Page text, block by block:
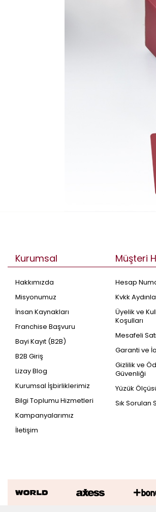
0.43 Karat Pırlanta
Kurumsal
Hakkımızda
Misyonumuz
İnsan Kaynakları
Franchise Başvuru
Bayi Kayıt (B2B)
B2B Giriş
Lizay Blog
Kurumsal İşbirliklerimiz
Bilgi Toplumu Hizmetleri
Kampanyalarımız
İletişim
Müşteri
Hesap
Kvkk
Üyelik ve
Koşulları
Mesafeli
Garanti ve
Gizlilik ve
Güvenliği
Yüzük
Sık Sorulan